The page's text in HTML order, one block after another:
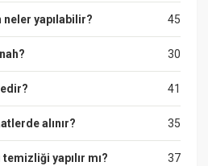
45
neler yapılabilir?
30
41
35
alınır?
37
yapılır mı?